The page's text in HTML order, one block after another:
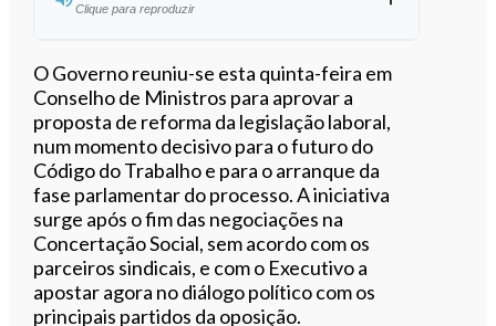
Clique para reproduzir
0:00/17:33
O Governo reuniu-se esta quinta-feira em
Conselho de Ministros para aprovar a
proposta de reforma da legislação laboral,
num momento decisivo para o futuro do
Código do Trabalho e para o arranque da
fase parlamentar do processo. A iniciativa
surge após o fim das negociações na
Concertação Social, sem acordo com os
parceiros sindicais, e com o Executivo a
apostar agora no diálogo político com os
principais partidos da oposição.